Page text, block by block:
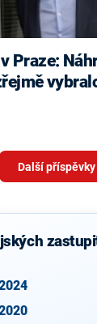
Praze:
Další příspěvky